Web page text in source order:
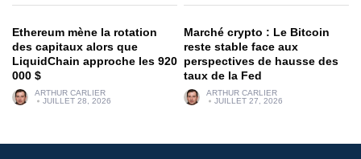
Ethereum mène la rotation
des capitaux alors que
LiquidChain approche les 920
000 $
ARTHUR CARLIER
JUILLET 28, 2026
Marché crypto : Le Bitcoin
reste stable face aux
perspectives de hausse des
taux de la Fed
ARTHUR CARLIER
JUILLET 27, 2026